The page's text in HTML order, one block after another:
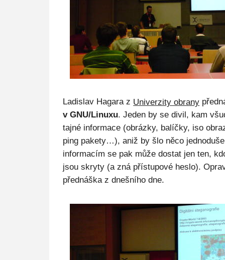
Ladislav Hagara z Univerzity obrany
v GNU/Linuxu. Jeden by se divil, kam
tajné informace (obrázky, balíčky, iso
ping pakety…), aniž by šlo něco
informacím se pak může dostat jen ten,
jsou skryty (a zná přístupové heslo).
přednáška z dnešního dne.